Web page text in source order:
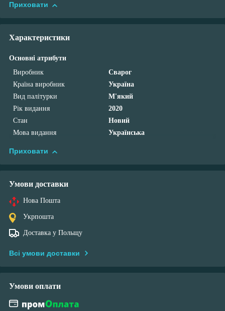
Приховати
Характеристики
Основні атрибути
Виробник
Сварог
Країна виробник
Україна
Вид палітурки
М'який
Рік видання
2020
Стан
Новий
Мова видання
Українська
Приховати
Умови доставки
Нова Пошта
Укрпошта
Доставка у Польщу
Всі умови доставки
Умови оплати